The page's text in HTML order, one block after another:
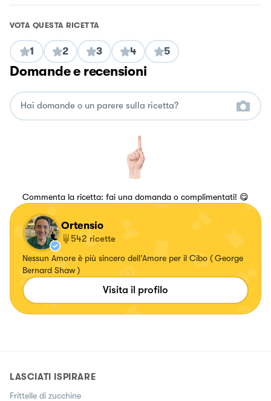
VOTA QUESTA RICETTA
1 2 3 4 5
Domande e recensioni
Commenta la ricetta: fai una domanda o complimentati! 😋
Ortensio
542 ricette
Nessun Amore è più sincero dell’Amore per il Cibo ( George
Bernard Shaw )
Visita il profilo
LASCIATI ISPIRARE
Frittelle di zucchine